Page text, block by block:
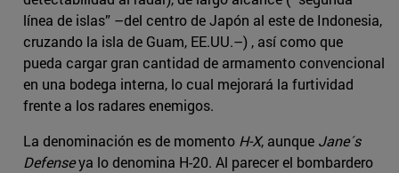
línea de islas” –del centro de Japón al este de Indonesia,
cruzando la isla de Guam, EE.UU.–) , así como que
pueda cargar gran cantidad de armamento convencional
en una bodega interna, lo cual mejorará la furtividad
frente a los radares enemigos.
La denominación es de momento H-X, aunque Jane´s
Defenseya lo denomina H-20. Al parecer el bombardero